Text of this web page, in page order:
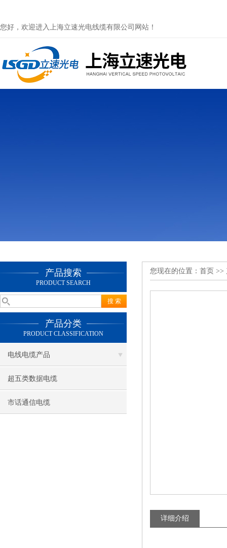
您好，欢迎进入上海立速光电线缆有限公司网站！
产品搜索
PRODUCT SEARCH
产品分类
PRODUCT CLASSIFICATION
电线电缆产品
超五类数据电缆
市话通信电缆
您现在的位置： 首页 >>
详细介绍